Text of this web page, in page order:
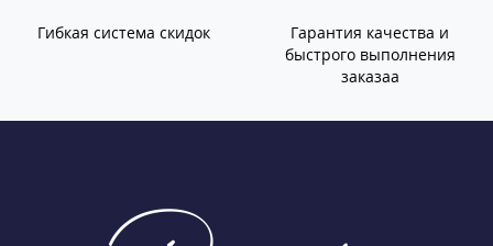
Гибкая система скидок
Гарантия качества и
быстрого выполнения
заказаа